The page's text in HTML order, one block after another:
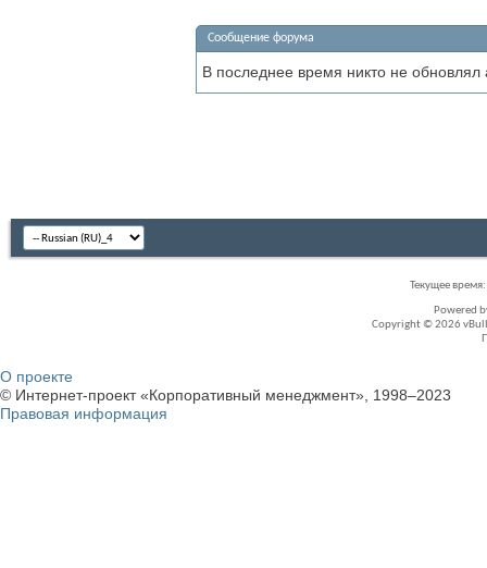
Сообщение форума
В последнее время никто не
Текущее время:
Powered
Copyright © 2026
О проекте
© Интернет-проект «Корпоративный менеджмент», 1998–2023
Правовая информация